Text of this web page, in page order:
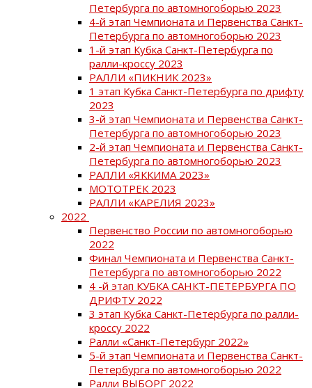
Петербурга по автомногоборью 2023
4-й этап Чемпионата и Первенства Санкт-
Петербурга по автомногоборью 2023
1-й этап Кубка Санкт-Петербурга по
ралли-кроссу 2023
РАЛЛИ «ПИКНИК 2023»
1 этап Кубка Санкт-Петербурга по дрифту
2023
3-й этап Чемпионата и Первенства Санкт-
Петербурга по автомногоборью 2023
2-й этап Чемпионата и Первенства Санкт-
Петербурга по автомногоборью 2023
РАЛЛИ «ЯККИМА 2023»
МОТОТРЕК 2023
РАЛЛИ «КАРЕЛИЯ 2023»
2022
Первенство России по автомногоборью
2022
Финал Чемпионата и Первенства Санкт-
Петербурга по автомногоборью 2022
4 -й этап КУБКА САНКТ-ПЕТЕРБУРГА ПО
ДРИФТУ 2022
3 этап Кубка Санкт-Петербурга по ралли-
кроссу 2022
Ралли «Санкт-Петербург 2022»
5-й этап Чемпионата и Первенства Санкт-
Петербурга по автомногоборью 2022
Ралли ВЫБОРГ 2022